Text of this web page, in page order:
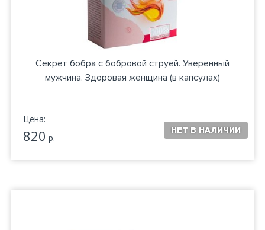
Секрет бобра с бобровой струёй. Уверенный
мужчина. Здоровая женщина (в капсулах)
Цена:
820 р.